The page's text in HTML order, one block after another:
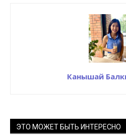
Канышай
ЭТО МОЖЕТ БЫТЬ ИНТЕРЕСНО